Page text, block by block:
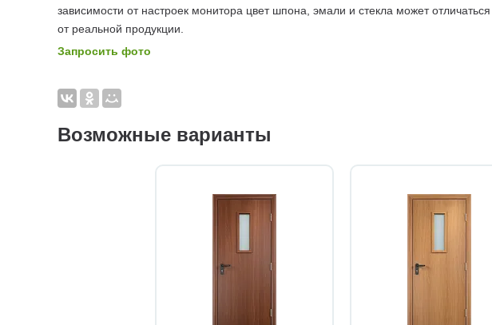
зависимости от настроек монитора цвет шпона, эмали и стекла может отличаться
от реальной продукции.
Запросить фото
Возможные варианты